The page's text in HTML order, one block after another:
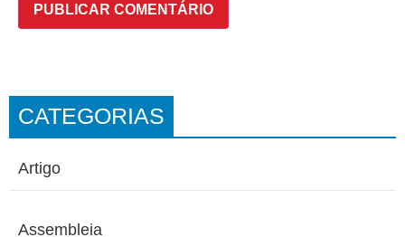
CATEGORIAS
Artigo
Assembleia